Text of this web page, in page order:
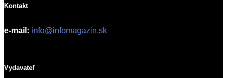
Kontakt
e-mail: info@infomagazin.sk
Vydavateľ